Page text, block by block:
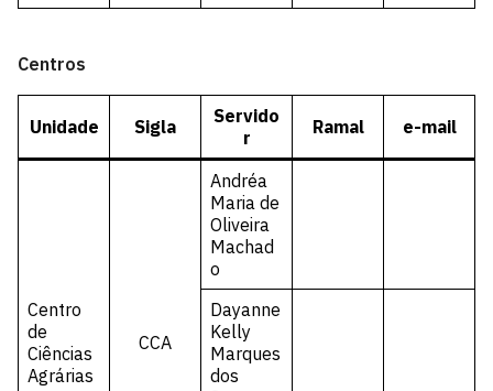
Centros
Unidade Sigla
Servido
r
Ramal e-mail
Centro
de
Ciências
Agrárias
CCA
Andréa
Maria de
Oliveira
Machad
o
Dayanne
Kelly
Marques
dos